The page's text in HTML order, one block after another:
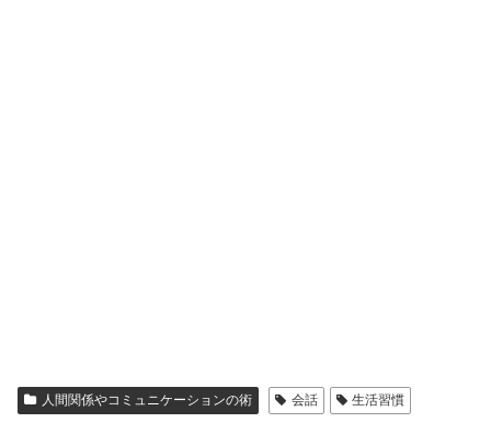
人間関係やコミュニケーションの術 会話 生活習慣